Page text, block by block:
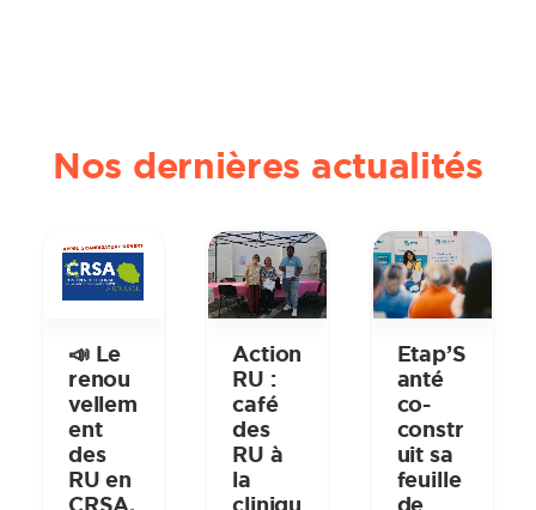
Nos dernières actualités
📣 Le
renou
vellem
ent
des
RU en
Action
RU :
café
des
RU à
la
Etap’S
anté
co-
constr
uit sa
feuille